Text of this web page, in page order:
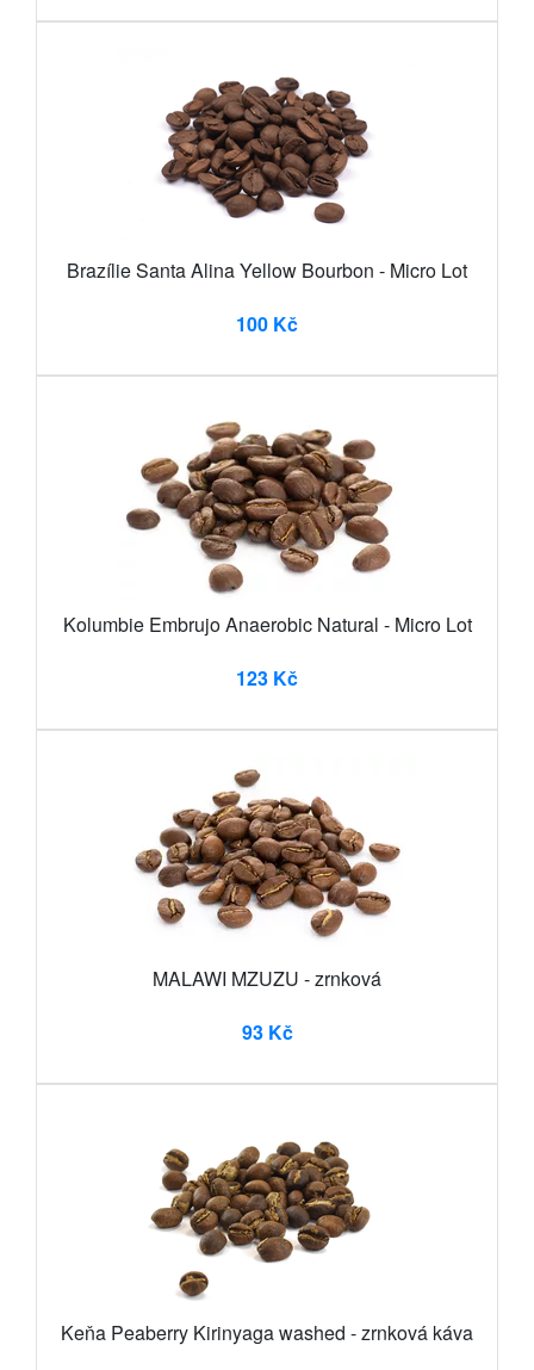
Brazílie Santa Alina Yellow Bourbon - Micro Lot
100 Kč
Kolumbie Embrujo Anaerobic Natural - Micro Lot
123 Kč
MALAWI MZUZU - zrnková
93 Kč
Keňa Peaberry Kirinyaga washed - zrnková káva